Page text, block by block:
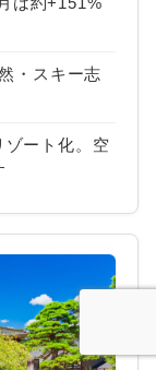
は約+151%
・スキー志
ゾート化。空